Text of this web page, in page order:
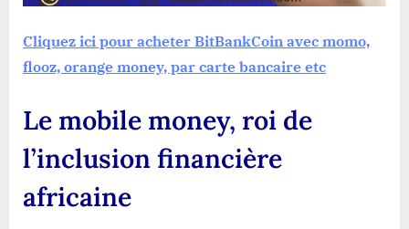
Cliquez ici pour acheter BitBankCoin avec momo,
flooz, orange money, par carte bancaire etc
Le mobile money, roi de
l’inclusion financière
africaine